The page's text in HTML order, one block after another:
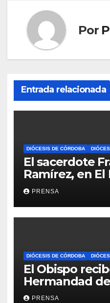
Por
Entrada relacionada
DIÓCESIS DE CÓRDOBA
El sacerdote
Ramírez, en El
Iglesia
PRENSA
DIÓCESIS DE CÓRDOBA
El Obispo
Hermandad
PRENSA